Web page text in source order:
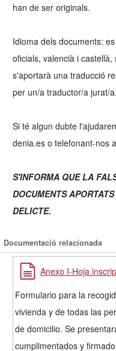
han de ser originals.
Idioma dels documents:
oficials, valencià i
s'aportarà una traducció
per un/a traductor/a jurat/a.
Si té algun dubte
denia.es o telefonant-nos
S'INFORMA QUE LA
DOCUMENTS
DELICTE.
Documentació relacionada
Anexo I-Hoja
Formulario para la
vivienda y de todas las
de domicilio. Se
cumplimentados y